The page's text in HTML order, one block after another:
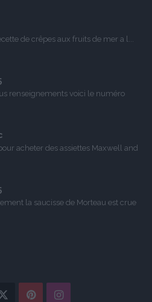
de crêpes aux fruits de mer a l...
renseignements voici le numéro
acheter des assiettes Maxwell and
la saucisse de Morteau est crue
PinterestInstagram